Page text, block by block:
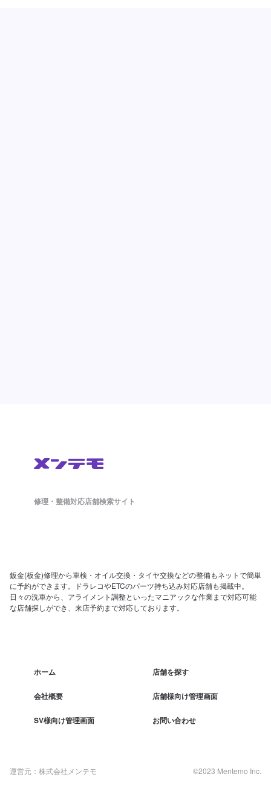
修理・整備対応店舗検索サイト
鈑金(板金)修理から車検・オイル交換・タイヤ交換などの整備もネットで簡単
に予約ができます。ドラレコやETCのパーツ持ち込み対応店舗も掲載中。
日々の洗車から、アライメント調整といったマニアックな作業まで対応可能
な店舗探しができ、来店予約まで対応しております。
ホーム 店舗を探す
会社概要 店舗様向け管理画面
SV様向け管理画面 お問い合わせ
運営元：株式会社メンテモ ©2023 Mentemo Inc.